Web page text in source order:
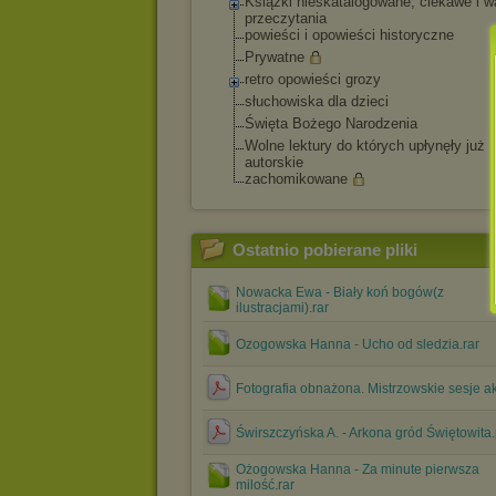
przeczytania
powieści i opowieści historyczne
Prywatne
retro opowieści grozy
słuchowiska dla dzieci
Święta Bożego Narodzenia
Wolne lektury do których upłynęły już
autorskie
zachomikowane
Ostatnio pobierane pliki
Nowacka Ewa - Biały koń bogów(z
ilustracjami).rar
Ozogowska Hanna - Ucho od sledzia.rar
Fotografia obnażona. Mistrzowskie sesje
Świrszczyńska A. - Arkona gród
Ożogowska Hanna - Za minute pierwsza
milość.rar